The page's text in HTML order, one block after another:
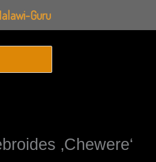
‚Chewere‘
Guru